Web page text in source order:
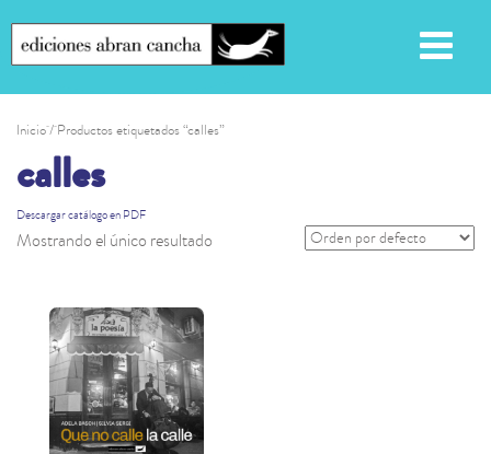
Inicio/ Productos etiquetados “calles”
calles
Descargar catálogo en PDF
Mostrando el único resultado